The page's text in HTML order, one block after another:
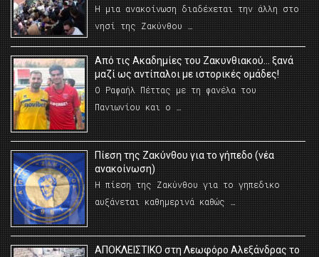
Η μια ανακοίνωση διαδέχεται την άλλη στο
νησί της Ζακύνθου …
Από τις Ακαδημίες του Ζακυνθιακού… ξανά
μαζί ως αντίπαλοι με ιστορικές ομάδες!
Ο Ραφαήλ Πέττας με τη φανέλα του
Πανιωνίου και ο …
Πίεση της Ζακύνθου για το γήπεδο (νέα
ανακοίνωση)
Η πίεση της Ζακύνθου για το γηπεδικο
αυξάνεται καθημερινά καθώς …
AΠΟΚΛΕΙΣΤΙΚΟ στη Λεωφόρο Αλεξάνδρας το